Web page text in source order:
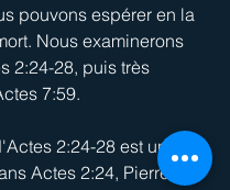
pouvons espérer en la
Nous examinerons
2:24-28, puis très
7:59.
2:24-28 est un peu
Actes 2:24, Pierre